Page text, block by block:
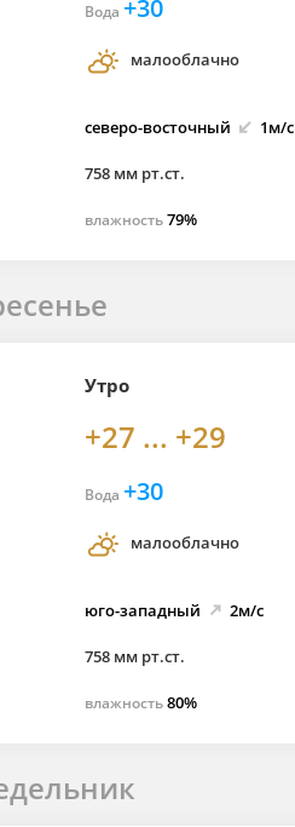
Вода +30
малооблачно
северо-восточный 1м/с
758 мм рт.ст.
влажность79%
Утро
+27 ... +29
Вода +30
малооблачно
юго-западный 2м/с
758 мм рт.ст.
влажность80%